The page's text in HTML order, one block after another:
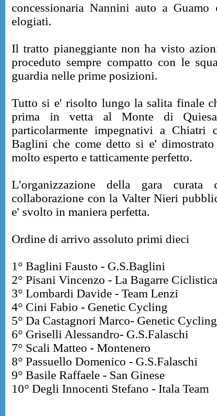
concessionaria Nannini auto a
elogiati.
Il tratto pianeggiante non ha visto
proceduto sempre compatto con le
guardia nelle prime posizioni.
Tutto si e' risolto lungo la salita finale
prima in vetta al Monte di
particolarmente impegnativi a
Baglini che come detto si e'
molto esperto e tatticamente perfetto.
L'organizzazione della gara
collaborazione con la Valter Nieri
e' svolto in maniera perfetta.
Ordine di arrivo assoluto primi dieci
1° Baglini Fausto - G.S.Baglini
2° Pisani Vincenzo - La Bagarre
3° Lombardi Davide - Team Lenzi
4° Cini Fabio - Genetic Cycling
5° Da Castagnori Marco- Genetic Cycling
6° Griselli Alessandro- G.S.Falaschi
7° Scali Matteo - Montenero
8° Passuello Domenico - G.S.Falaschi
9° Basile Raffaele - San Ginese
10° Degli Innocenti Stefano - Itala Team